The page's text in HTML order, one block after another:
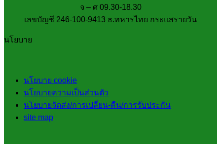
จ – ศ 09.30-18.30
เลขบัญชี 246-100-9413 ธ.ทหารไทย กระแสรายวัน
นโยบาย
นโยบาย cookie
นโยบายความเป็นส่วนตัว
นโยบายจัดส่ง/การเปลี่ยน-คืน/การรับประกัน
site map